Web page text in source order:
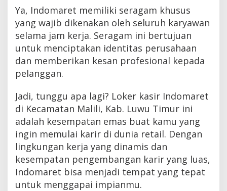
Ya, Indomaret memiliki seragam khusus
yang wajib dikenakan oleh seluruh karyawan
selama jam kerja. Seragam ini bertujuan
untuk menciptakan identitas perusahaan
dan memberikan kesan profesional kepada
pelanggan.
Jadi, tunggu apa lagi? Loker kasir Indomaret
di Kecamatan Malili, Kab. Luwu Timur ini
adalah kesempatan emas buat kamu yang
ingin memulai karir di dunia retail. Dengan
lingkungan kerja yang dinamis dan
kesempatan pengembangan karir yang luas,
Indomaret bisa menjadi tempat yang tepat
untuk menggapai impianmu.